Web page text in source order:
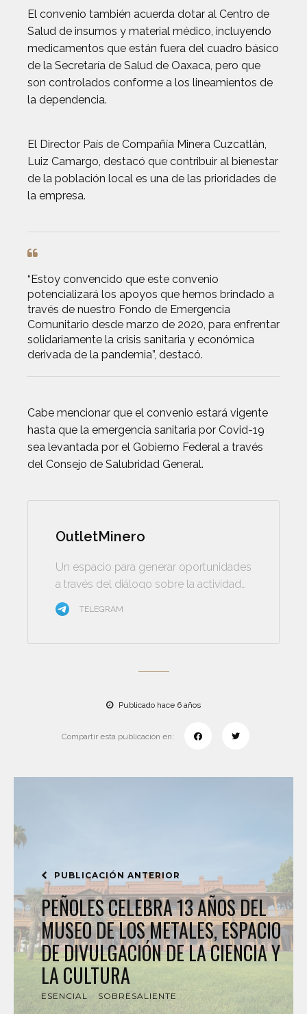
El convenio también acuerda dotar al Centro de
Salud de insumos y material médico, incluyendo
medicamentos que están fuera del cuadro básico
de la Secretaría de Salud de Oaxaca, pero que
son controlados conforme a los lineamientos de
la dependencia.
El Director País de Compañía Minera Cuzcatlán,
Luiz Camargo, destacó que contribuir al bienestar
de la población local es una de las prioridades de
la empresa.
“Estoy convencido que este convenio
potencializará los apoyos que hemos brindado a
través de nuestro Fondo de Emergencia
Comunitario desde marzo de 2020, para enfrentar
solidariamente la crisis sanitaria y económica
derivada de la pandemia”, destacó.
Cabe mencionar que el convenio estará vigente
hasta que la emergencia sanitaria por Covid-19
sea levantada por el Gobierno Federal a través
del Consejo de Salubridad General.
OutletMinero
Un espacio para generar oportunidades
a través del diálogo sobre la actividad
minera
TELEGRAM
Publicado hace 6 años
Compartir esta publicación en:
PUBLICACIÓN ANTERIOR
PEÑOLES CELEBRA 13 AÑOS DEL
MUSEO DE LOS METALES, ESPACIO
DE DIVULGACIÓN DE LA CIENCIA Y
LA CULTURA
ESENCIAL SOBRESALIENTE